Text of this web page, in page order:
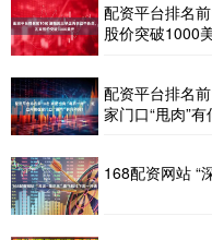
配资平台排名
股价突破1000
配资平台排名
家门口“甩肉”有
168配资网站 “